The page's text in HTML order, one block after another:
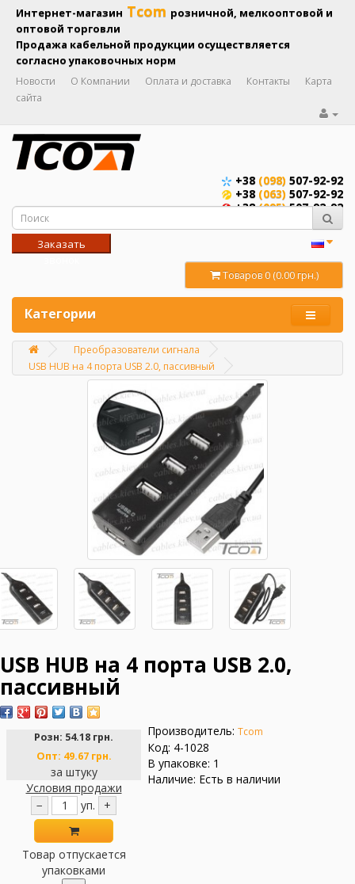
Интернет-магазин Tcom розничной, мелкооптовой и
оптовой торговли
Продажа кабельной продукции осуществляется
согласно упаковочных норм
Новости О Компании Оплата и доставка Контакты
Карта
сайта
+38 (098) 507-92-92
+38 (063) 507-92-92
+38(095)507-92-92
Заказать
Товаров 0 (0.00 грн.)
Категории
Главная
Преобразователи сигнала
USB HUB на 4 порта USB 2.0, пассивный
USB HUB на 4 порта USB 2.0,
пассивный
Розн: 54.18 грн.
Опт: 49.67 грн.
за штуку
Условия продажи
−
уп. +
Товар отпускается
упаковками
Производитель: Tcom
Код: 4-1028
В упаковке: 1
Наличие: Есть в наличии